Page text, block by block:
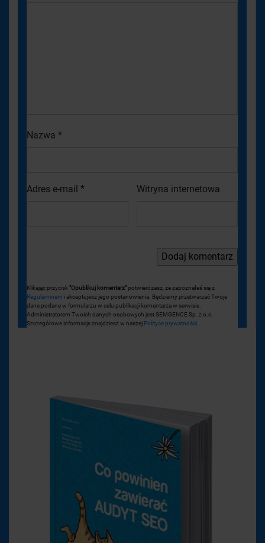
Nazwa *
Adres e-mail * Witryna internetowa
Klikając przycisk "Opublikuj komentarz" potwierdzasz, że zapoznałeś się z
Regulaminem i akceptujesz jego postanowienia. Będziemy przetwarzać Twoje
dane podane w formularzu w celu publikacji komentarza w serwisie.
Administratorem Twoich danych osobowych jest SEMGENCE Sp. z o.o.
Szczegółowe informacje znajdziesz w naszej Polityce prywatności